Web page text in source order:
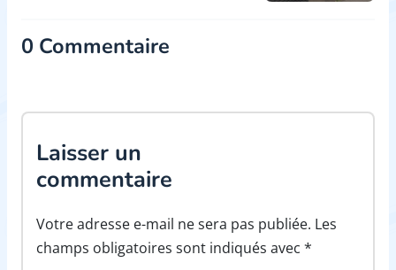
0 Commentaire
Laisser un
commentaire
Votre adresse e-mail ne sera pas publiée. Les
champs obligatoires sont indiqués avec *